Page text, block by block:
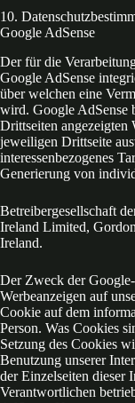
10.
Google AdSense
Der für die
Google AdSense
über welchen eine
wird. Google AdSense
Drittseiten angezeigten
jeweiligen Drittseite
interessenbezogenes
Generierung von
Betreibergesellschaft
Ireland Limited,
Ireland.
Der Zweck der
Werbeanzeigen auf
Cookie auf dem
Person. Was Cookies
Setzung des Cookies
Benutzung unserer
der Einzelseiten dieser
Verantwortlichen